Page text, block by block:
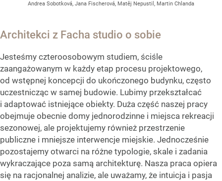
Andrea Sobotková, Jana Fischerová, Matěj Nepustil, Martin Chlanda
Architekci z Facha studio o sobie
Jesteśmy czteroosobowym studiem, ściśle
zaangażowanym w każdy etap procesu projektowego,
od wstępnej koncepcji do ukończonego budynku, często
uczestnicząc w samej budowie. Lubimy przekształcać
i adaptować istniejące obiekty. Duża część naszej pracy
obejmuje obecnie domy jednorodzinne i miejsca rekreacji
sezonowej, ale projektujemy również przestrzenie
publiczne i mniejsze interwencje miejskie. Jednocześnie
pozostajemy otwarci na różne typologie, skale i zadania
wykraczające poza samą architekturę. Nasza praca opiera
się na racjonalnej analizie, ale uważamy, że intuicja i pasja